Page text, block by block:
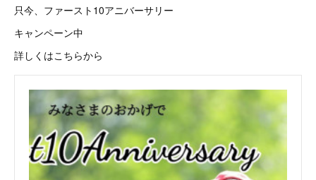
只今、ファースト10アニバーサリー
キャンペーン中
詳しくはこちらから